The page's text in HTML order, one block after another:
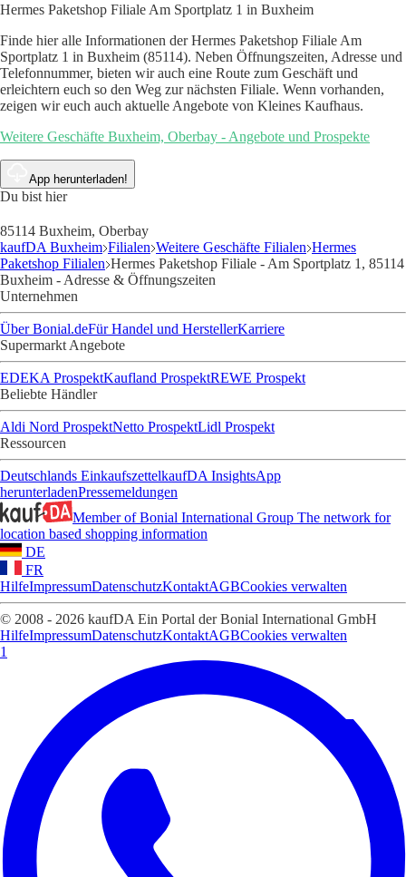
Hermes Paketshop Filiale Am Sportplatz 1 in Buxheim
Finde hier alle Informationen der Hermes Paketshop Filiale Am
Sportplatz 1 in Buxheim (85114). Neben Öffnungszeiten, Adresse und
Telefonnummer, bieten wir auch eine Route zum Geschäft und
erleichtern euch so den Weg zur nächsten Filiale. Wenn vorhanden,
zeigen wir euch auch aktuelle Angebote von Kleines Kaufhaus.
Weitere Geschäfte Buxheim, Oberbay - Angebote und Prospekte
App herunterladen!
Du bist hier
85114 Buxheim, Oberbay
kaufDA Buxheim Filialen Weitere Geschäfte Filialen Hermes
Paketshop Filialen Hermes Paketshop Filiale - Am Sportplatz 1, 85114
Buxheim - Adresse & Öffnungszeiten
Unternehmen
Über Bonial.deFür Handel und HerstellerKarriere
Supermarkt Angebote
EDEKA ProspektKaufland ProspektREWE Prospekt
Beliebte Händler
Aldi Nord ProspektNetto ProspektLidl Prospekt
Ressourcen
Deutschlands EinkaufszettelkaufDA InsightsApp
herunterladenPressemeldungen
Member of Bonial International Group The network for
location based shopping information
DE
FR
HilfeImpressumDatenschutzKontaktAGBCookies verwalten
© 2008 - 2026 kaufDA Ein Portal der Bonial International GmbH
HilfeImpressumDatenschutzKontaktAGBCookies verwalten
1